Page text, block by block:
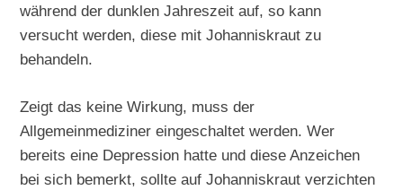
während der dunklen Jahreszeit auf, so kann
versucht werden, diese mit Johanniskraut zu
behandeln.
Zeigt das keine Wirkung, muss der
Allgemeinmediziner eingeschaltet werden. Wer
bereits eine Depression hatte und diese Anzeichen
bei sich bemerkt, sollte auf Johanniskraut verzichten